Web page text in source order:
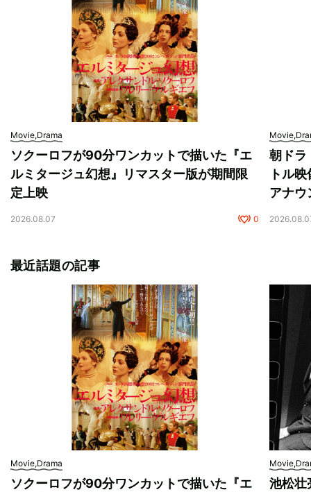
Movie,Drama
ソクーロフが90分ワンカットで描いた『エ
ルミタージュ幻想』リマスター版が期間限
定上映
2026.08.07 0
朝ドラ
トル
アナウ
最近話題の記事
Movie,Drama
ソクーロフが90分ワンカットで描いた『エ
池松壮